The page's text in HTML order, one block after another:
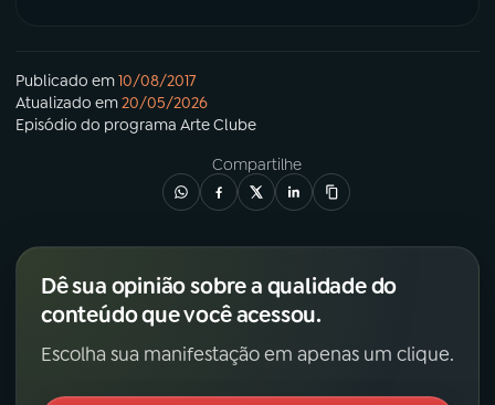
Publicado em10/08/2017
Atualizado em20/05/2026
Episódio do programa Arte Clube
Compartilhe
Dê sua opinião sobre a qualidade do
conteúdo que você acessou.
Escolha sua manifestação em apenas um clique.